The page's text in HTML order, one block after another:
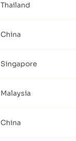
Thailand
China
Singapore
Malaysia
China